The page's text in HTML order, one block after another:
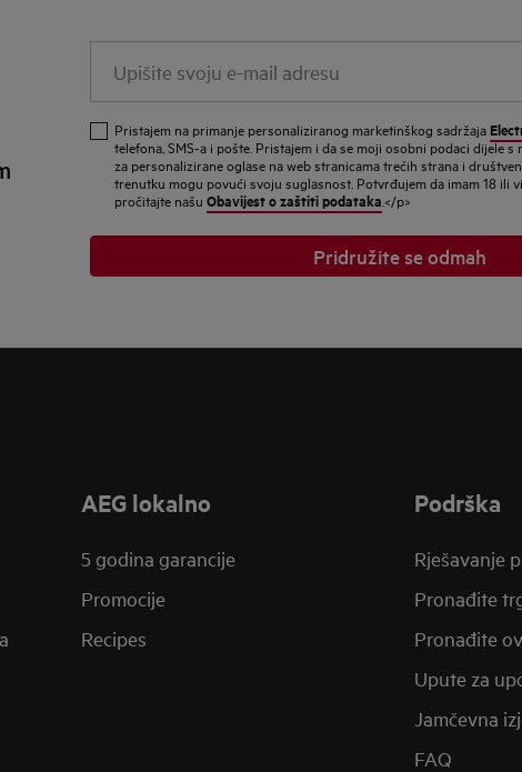
svoju
mail
adresu
Pristajem na primanje personaliziranog marketinškog sadržaja
telefona, SMS-a i pošte. Pristajem i da se moji osobni podaci dijele
za personalizirane oglase na web stranicama trećih strana i
trenutku mogu povući svoju suglasnost. Potvrđujem da imam 18 ili
pročitajte našu Obavijest o zaštiti podataka .</p>
Pridružite se odmah
AEG lokalno
5 godina garancije
Promocije
Recipes
Podrška
Rješavanje
Pronađite
Pronađite
Upute za
Jamčevna
FAQ